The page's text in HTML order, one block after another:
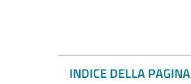
INDICE DELLA PAGINA